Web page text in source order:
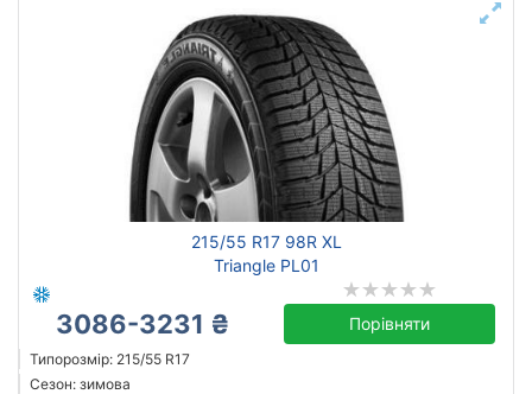
215/55 R17 98R XL
Triangle PL01
3086-3231 ₴ Порівняти
Типорозмір: 215/55 R17
Сезон: зимова